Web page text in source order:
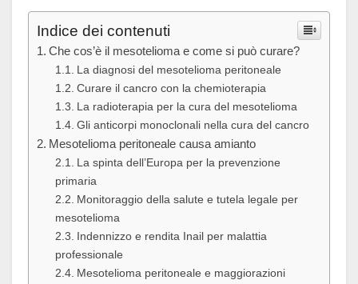
Indice dei contenuti
Che cos’è il mesotelioma e come si può curare?
La diagnosi del mesotelioma peritoneale
Curare il cancro con la chemioterapia
La radioterapia per la cura del mesotelioma
Gli anticorpi monoclonali nella cura del cancro
Mesotelioma peritoneale causa amianto
La spinta dell’Europa per la prevenzione
primaria
Monitoraggio della salute e tutela legale per
mesotelioma
Indennizzo e rendita Inail per malattia
professionale
Mesotelioma peritoneale e maggiorazioni